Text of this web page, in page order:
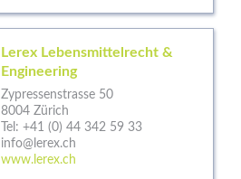
Lerex Lebensmittelrecht &
Engineering
Zypressenstrasse 50
8004 Zürich
Tel: +41 (0) 44 342 59 33
info@lerex.ch
www.lerex.ch